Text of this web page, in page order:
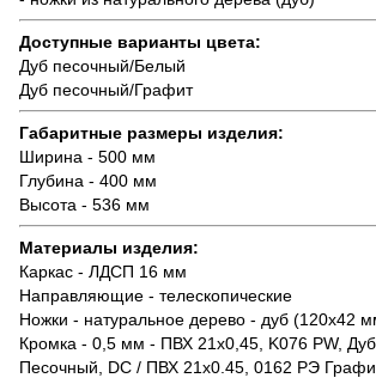
Доступные варианты цвета:
Дуб песочный/Белый
Дуб песочный/Графит
Габаритные размеры изделия:
Ширина - 500 мм
Глубина - 400 мм
Высота - 536 мм
Материалы изделия:
Каркас - ЛДСП 16 мм
Направляющие - телескопические
Ножки - натуральное дерево - дуб (120х42
Кромка - 0,5 мм - ПВХ 21х0,45, K076 PW,
Песочный, DC / ПВХ 21х0.45, 0162 РЭ